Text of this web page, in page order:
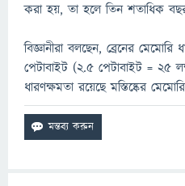
করা হয়, তা হলে তিন শতাধিক
বিজ্ঞানীরা বলছেন, ব্রেনের
পেটাবাইট (২.৫ পেটাবাইট = ২৫
ধারণক্ষমতা রয়েছে মস্তিষ্কের